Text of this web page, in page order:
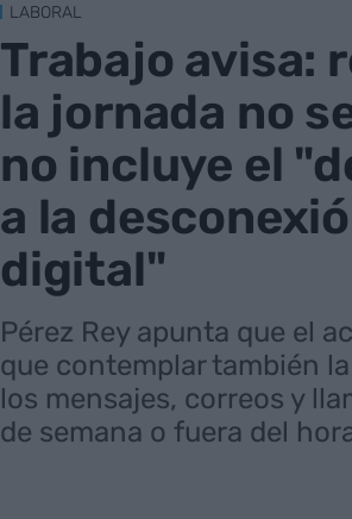
LABORAL
Trabajo avisa:
la jornada no
no incluye el
a la
digital"
Pérez Rey apunta que el
que contemplar también
los mensajes, correos y
de semana o fuera del